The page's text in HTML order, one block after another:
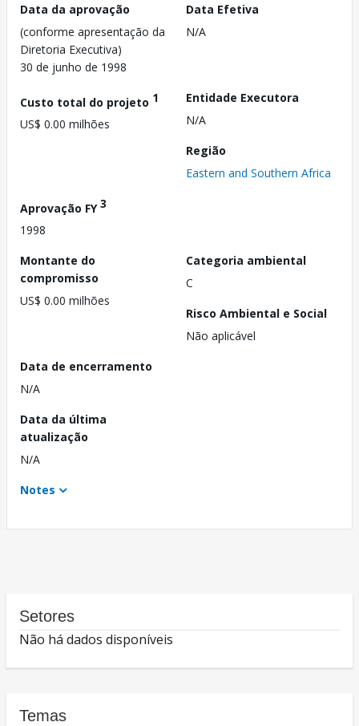
Data da aprovação
(conforme apresentação da
Diretoria Executiva)
30 de junho de 1998
Data Efetiva
N/A
Custo total do projeto 1
US$ 0.00 milhões
Entidade Executora
N/A
Região
Eastern and Southern Africa
Aprovação FY3
1998
Montante do
compromisso
US$ 0.00 milhões
Categoria ambiental
C
Risco Ambiental e Social
Não aplicável
Data de encerramento
N/A
Data da última
atualização
N/A
Notes
Setores
Não há dados disponíveis
Temas